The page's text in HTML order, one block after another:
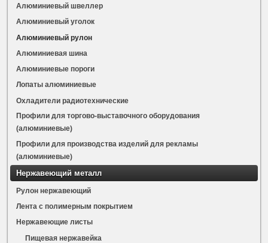
Алюминиевый швеллер
Алюминиевый уголок
Алюминиевый рулон
Алюминиевая шина
Алюминиевые пороги
Лопаты алюминиевые
Охладители радиотехнические
Профили для торгово-выставочного оборудования
(алюминиевые)
Профили для производства изделий для рекламы
(алюминиевые)
Нержавеющий металл
Рулон нержавеющий
Лента с полимерным покрытием
Нержавеющие листы
Пищевая нержавейка